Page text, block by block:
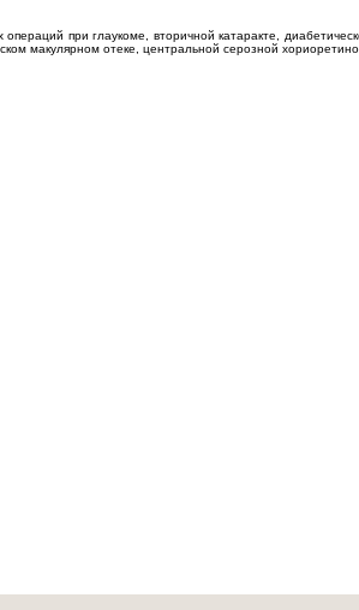
при глаукоме, вторичной катаракте,
макулярном отеке, центральной серозной